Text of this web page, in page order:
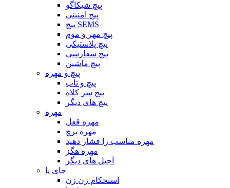
پیچ شیکاگو
پیچ امنیتی
پیچ SEMS
پیچ مهر و موم
پیچ پلاستیکی
پیچ سفارشی
پیچ ماشین
پیچ و مهره
پیچ و تاب
پیچ سر کلاه
پیچ های دیگر
مهره
مهره قفل
مهره پرچ
مهره مناسب را فشار دهید
مهره هگز
آجیل های دیگر
جای پا
استحکام زن زن